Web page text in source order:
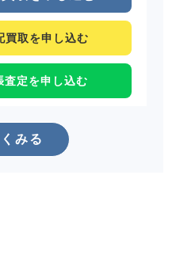
買取を申し込む
査定を申し込む
みる